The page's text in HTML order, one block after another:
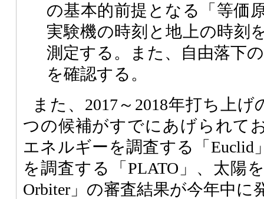
の基本的前提となる「等価
実験機の時刻と地上の時刻
測定する。また、自由落下
を確認する。
また、2017～2018年打ち上
つの候補がすでにあげられて
エネルギーを調査する「Euclid
を調査する「PLATO」、太陽
Orbiter」の審査結果が今年中に